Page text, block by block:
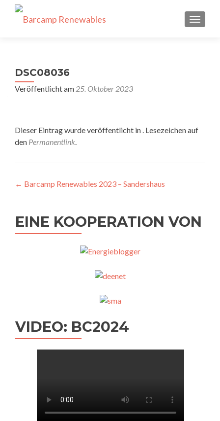
DSC08036
Veröffentlicht am 25. Oktober 2023
Dieser Eintrag wurde veröffentlicht in . Lesezeichen auf
den Permanentlink.
Beitragsnavigation
← Barcamp Renewables 2023 – Sandershaus
EINE KOOPERATION VON
VIDEO: BC2024